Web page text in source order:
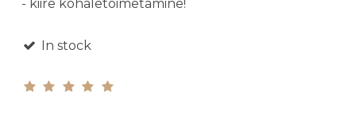
- kiire kohaletoimetamine!
In stock